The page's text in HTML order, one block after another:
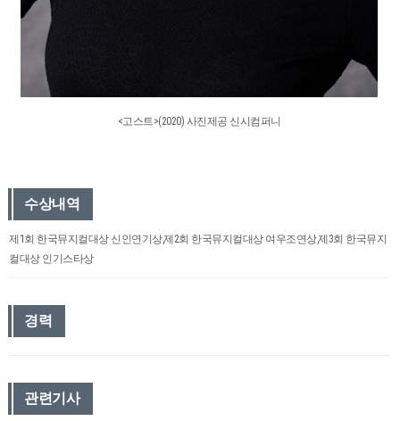
<고스트>(2020) 사진제공 신시컴퍼니
수상내역
제1회 한국뮤지컬대상 신인연기상,제2회 한국뮤지컬대상 여우조연상,제3회 한국뮤지
컬대상 인기스타상
경력
관련기사